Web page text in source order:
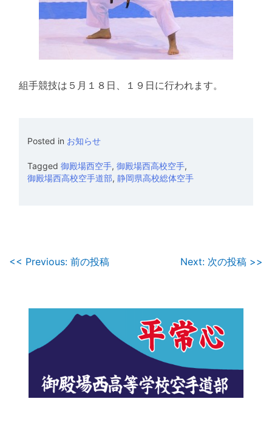
組手競技は５月１８日、１９日に行われます。
Posted in お知らせ
Tagged 御殿場西空手, 御殿場西高校空手,
御殿場西高校空手道部, 静岡県高校総体空手
投
<< Previous: 前の投稿 Next: 次の投稿 >>